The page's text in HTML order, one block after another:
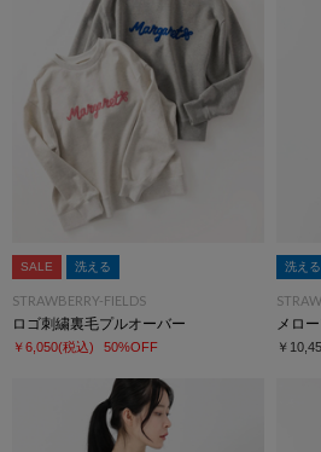
SALE 洗える
STRAWBERRY-FIELDS
ロゴ刺繍裏毛プルオーバー
￥6,050(税込) 50%OFF
洗える
メロ
￥